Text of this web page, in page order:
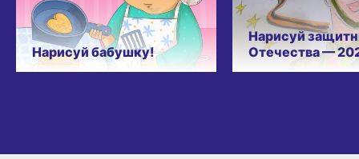
Нарисуй бабушку!
Нарисуй
Отечества —